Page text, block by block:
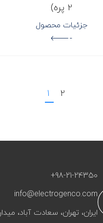
2 پره)
جزئیات محصول
1 2
+98-21-24350
info@electrogenco.com
ایران، تهران، سعادت‌ آباد،